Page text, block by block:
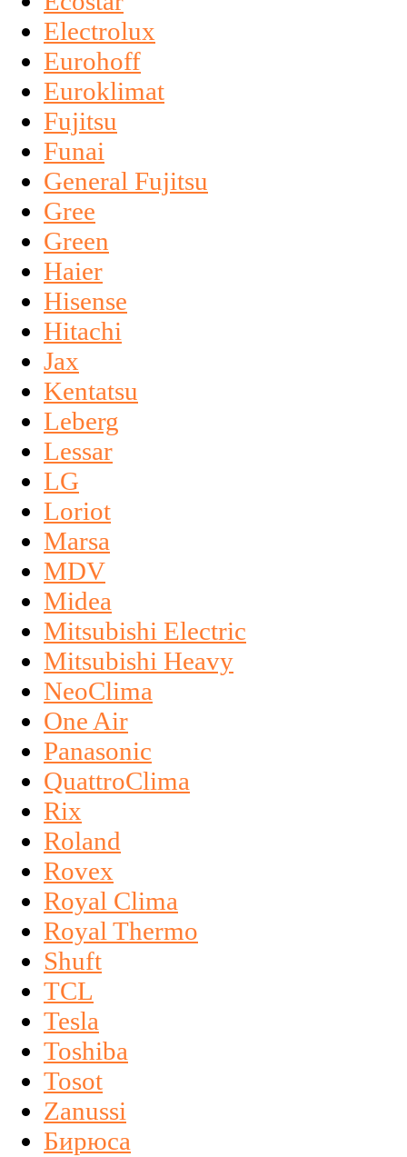
Electrolux
Eurohoff
Euroklimat
Fujitsu
Funai
General Fujitsu
Gree
Green
Haier
Hisense
Hitachi
Jax
Kentatsu
Leberg
Lessar
LG
Loriot
Marsa
MDV
Midea
Mitsubishi Electric
Mitsubishi Heavy
NeoClima
One Air
Panasonic
QuattroClima
Rix
Roland
Rovex
Royal Clima
Royal Thermo
Shuft
TCL
Tesla
Toshiba
Tosot
Zanussi
Бирюса